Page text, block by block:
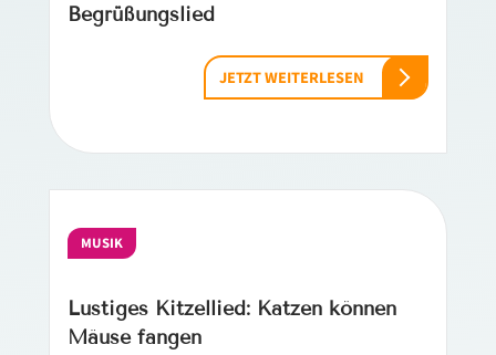
Begrüßungslied
JETZT WEITERLESEN
MUSIK
Lustiges Kitzellied: Katzen können
Mäuse fangen